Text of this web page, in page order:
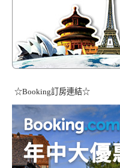
☆Booking訂房連結☆